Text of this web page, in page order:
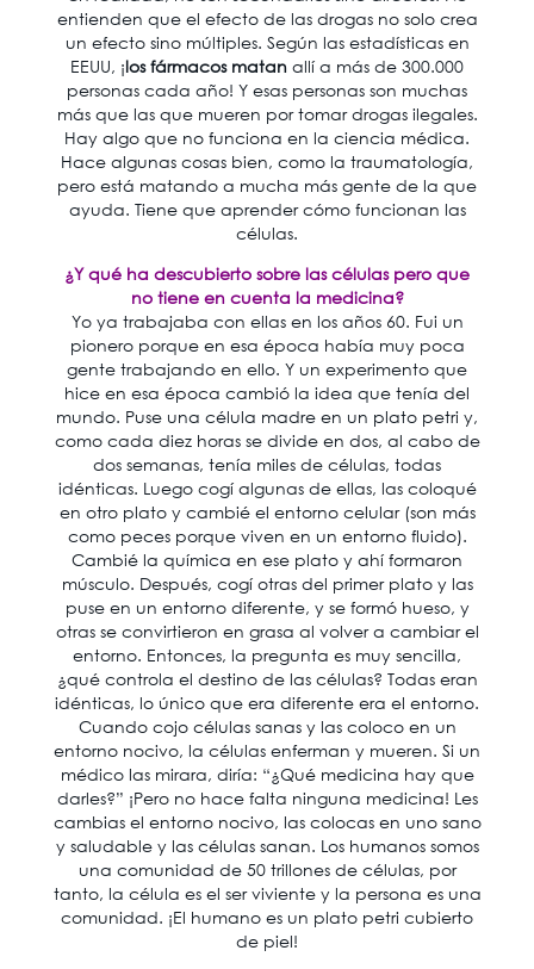
entienden que el efecto de las drogas no solo crea
un efecto sino múltiples. Según las estadísticas en
EEUU, ¡los fármacos matan allí a más de 300.000
personas cada año! Y esas personas son muchas
más que las que mueren por tomar drogas ilegales.
Hay algo que no funciona en la ciencia médica.
Hace algunas cosas bien, como la traumatología,
pero está matando a mucha más gente de la que
ayuda. Tiene que aprender cómo funcionan las
células.
¿Y qué ha descubierto sobre las células pero que
no tiene en cuenta la medicina?
Yo ya trabajaba con ellas en los años 60. Fui un
pionero porque en esa época había muy poca
gente trabajando en ello. Y un experimento que
hice en esa época cambió la idea que tenía del
mundo. Puse una célula madre en un plato petri y,
como cada diez horas se divide en dos, al cabo de
dos semanas, tenía miles de células, todas
idénticas. Luego cogí algunas de ellas, las coloqué
en otro plato y cambié el entorno celular (son más
como peces porque viven en un entorno fluido).
Cambié la química en ese plato y ahí formaron
músculo. Después, cogí otras del primer plato y las
puse en un entorno diferente, y se formó hueso, y
otras se convirtieron en grasa al volver a cambiar el
entorno. Entonces, la pregunta es muy sencilla,
¿qué controla el destino de las células? Todas eran
idénticas, lo único que era diferente era el entorno.
Cuando cojo células sanas y las coloco en un
entorno nocivo, la células enferman y mueren. Si un
médico las mirara, diría: “¿Qué medicina hay que
darles?” ¡Pero no hace falta ninguna medicina! Les
cambias el entorno nocivo, las colocas en uno sano
y saludable y las células sanan. Los humanos somos
una comunidad de 50 trillones de células, por
tanto, la célula es el ser viviente y la persona es una
comunidad. ¡El humano es un plato petri cubierto
de piel!